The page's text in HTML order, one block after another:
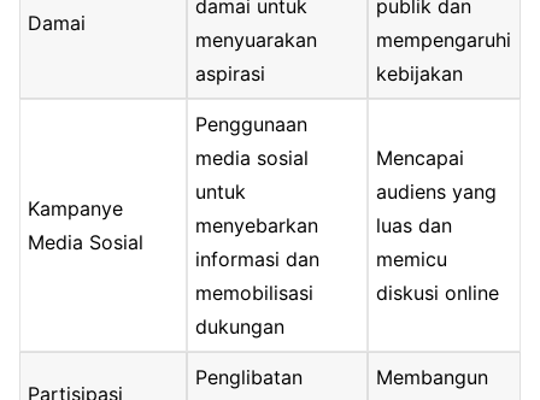
Damai
damai untuk
menyuarakan
aspirasi
publik dan
mempengaruhi
kebijakan
Kampanye
Media Sosial
Penggunaan
media sosial
untuk
menyebarkan
informasi dan
memobilisasi
dukungan
Mencapai
audiens yang
luas dan
memicu
diskusi online
Partisipasi
Penglibatan
Membangun